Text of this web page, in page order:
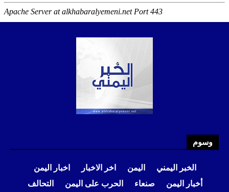
وسوم
الخبر اليمني اليمن اخر الاخبار
اخبار اليمن
أخبار اليمن
صنعاء الحرب على اليمن
التحالف